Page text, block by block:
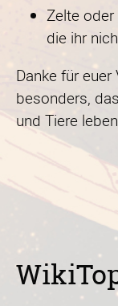
Zelte
die ihr
Danke für
besonders,
und Tiere